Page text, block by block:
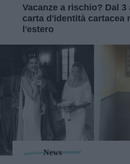
Vacanze a rischio? Dal 3
carta d'identità cartacea
l'estero
News